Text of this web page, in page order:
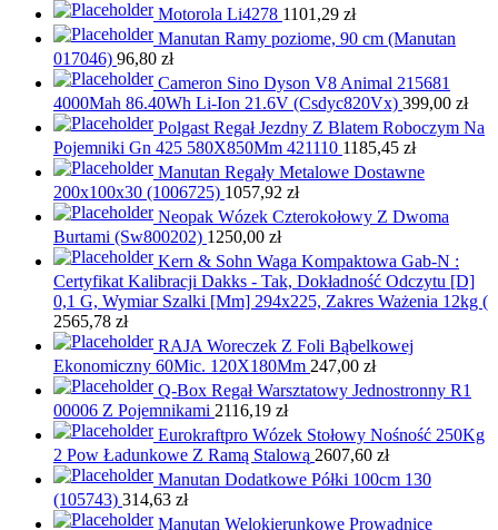
Motorola Li4278 1101,29 zł
Manutan Ramy poziome, 90 cm (Manutan
017046) 96,80 zł
Cameron Sino Dyson V8 Animal 215681
4000Mah 86.40Wh Li-Ion 21.6V (Csdyc820Vx) 399,00 zł
Polgast Regał Jezdny Z Blatem Roboczym Na
Pojemniki Gn 425 580X850Mm 421110 1185,45 zł
Manutan Regały Metalowe Dostawne
200x100x30 (1006725) 1057,92 zł
Neopak Wózek Czterokołowy Z Dwoma
Burtami (Sw800202) 1250,00 zł
Kern & Sohn Waga Kompaktowa Gab-N :
Certyfikat Kalibracji Dakks - Tak, Dokładność Odczytu [D]
0,1 G, Wymiar Szalki [Mm] 294x225, Zakres Ważenia 12kg (
2565,78 zł
RAJA Woreczek Z Foli Bąbelkowej
Ekonomiczny 60Mic. 120X180Mm 247,00 zł
Q-Box Regał Warsztatowy Jednostronny R1
00006 Z Pojemnikami 2116,19 zł
Eurokraftpro Wózek Stołowy Nośność 250Kg
2 Pow Ładunkowe Z Ramą Stalową 2607,60 zł
Manutan Dodatkowe Półki 100cm 130
(105743) 314,63 zł
Manutan Welokierunkowe Prowadnice